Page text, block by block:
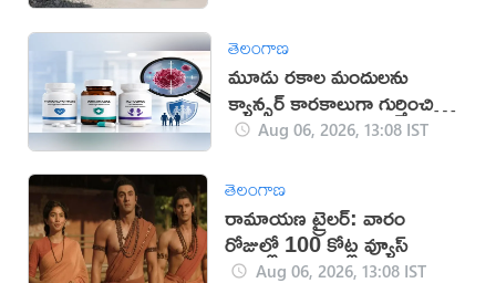
తెలంగాణ
మూడు రకాల మందులను
క్యాన్సర్ కారకాలుగా గుర్తించిన
WHOAug 06, 2026, 13:08 IST
తెలంగాణ
రామాయణ ట్రైలర్: వారం
రోజుల్లో 100 కోట్ల వ్యూస్
Aug 06, 2026, 13:08 IST